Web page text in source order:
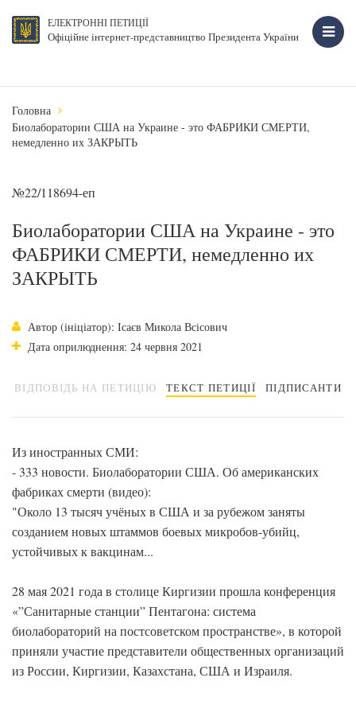
ЕЛЕКТРОННІ ПЕТИЦІЇ
Офіційне інтернет-представництво Президента України
Головна
Биолаборатории США на Украине - это ФАБРИКИ СМЕРТИ,
немедленно их ЗАКРЫТЬ
№22/118694-еп
Биолаборатории США на Украине - это
ФАБРИКИ СМЕРТИ, немедленно их
ЗАКРЫТЬ
Автор (ініціатор): Ісаєв Микола Всісович
Дата оприлюднення: 24 червня 2021
ВІДПОВІДЬ НА ПЕТИЦІЮ ТЕКСТ ПЕТИЦІЇ ПІДПИСАНТИ
Из иностранных СМИ:
- 333 новости. Биолаборатории США. Об американских
фабриках смерти (видео):
"Около 13 тысяч учёных в США и за рубежом заняты
созданием новых штаммов боевых микробов-убийц,
устойчивых к вакцинам...
28 мая 2021 года в столице Киргизии прошла конференция
«”Санитарные станции” Пентагона: система
биолабораторий на постсоветском пространстве», в которой
приняли участие представители общественных организаций
из России, Киргизии, Казахстана, США и Израиля.